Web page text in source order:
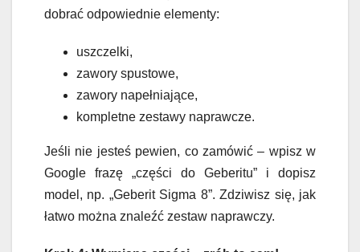
dobrać odpowiednie elementy:
uszczelki,
zawory spustowe,
zawory napełniające,
kompletne zestawy naprawcze.
Jeśli nie jesteś pewien, co zamówić – wpisz w
Google frazę „części do Geberitu” i dopisz
model, np. „Geberit Sigma 8”. Zdziwisz się, jak
łatwo można znaleźć zestaw naprawczy.